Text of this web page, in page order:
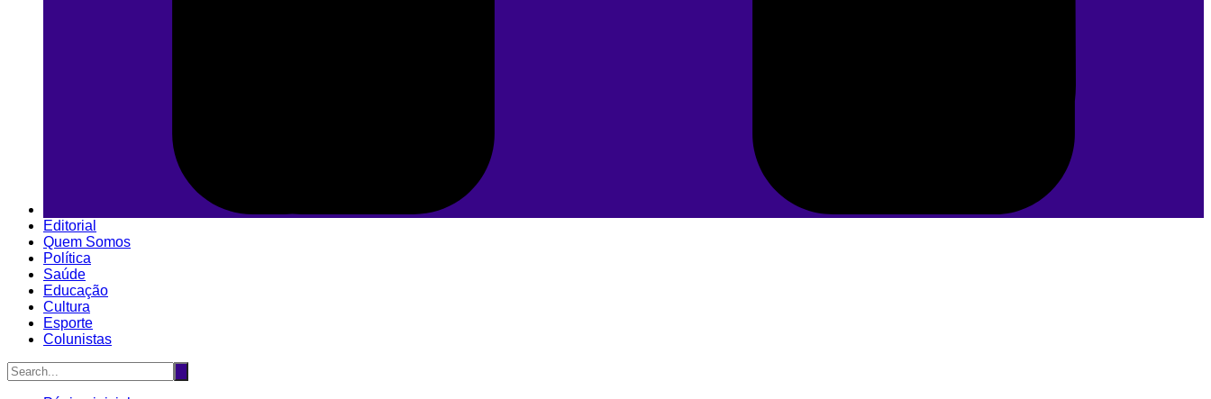
Editorial
Quem Somos
Política
Saúde
Educação
Cultura
Esporte
Colunistas